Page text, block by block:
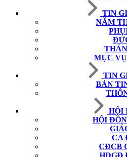
TIN
NĂM
MỤC
TIN
BẢN
HỘI
HỘI
CA
CĐCB
HDGĐ